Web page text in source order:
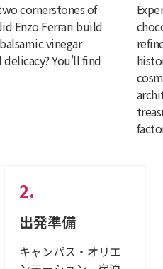
cornerstones of
Enzo Ferrari build
vinegar
You'll find
出発準備
キャンパス・オリエ